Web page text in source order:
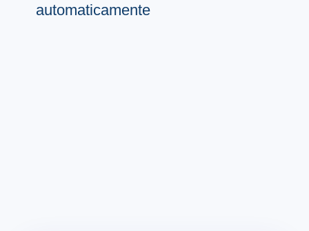
automaticamente